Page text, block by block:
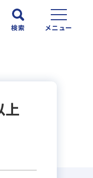
検索 メニュー
上